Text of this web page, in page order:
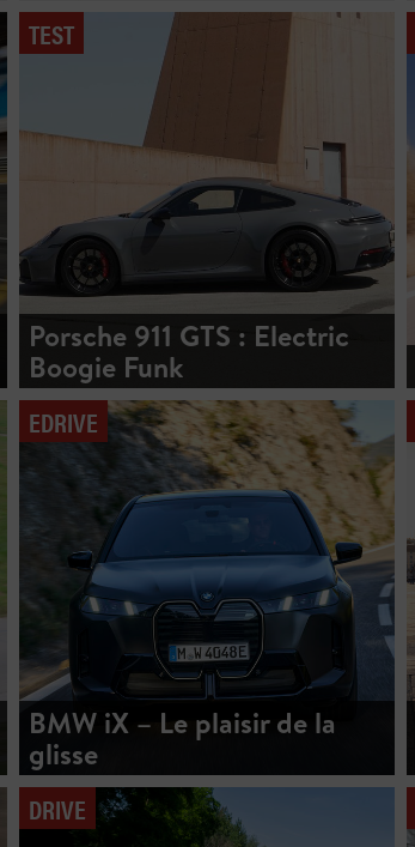
TEST
Porsche 911 GTS : Electric
Boogie Funk
EDRIVE
BMW iX – Le plaisir de la
glisse
DRIVE